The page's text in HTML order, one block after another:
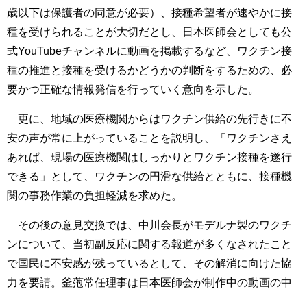
歳以下は保護者の同意が必要）、接種希望者が速やかに接
種を受けられることが大切だとし、日本医師会としても公
式YouTubeチャンネルに動画を掲載するなど、ワクチン接
種の推進と接種を受けるかどうかの判断をするための、必
要かつ正確な情報発信を行っていく意向を示した。
更に、地域の医療機関からはワクチン供給の先行きに不
安の声が常に上がっていることを説明し、「ワクチンさえ
あれば、現場の医療機関はしっかりとワクチン接種を遂行
できる」として、ワクチンの円滑な供給とともに、接種機
関の事務作業の負担軽減を求めた。
その後の意見交換では、中川会長がモデルナ製のワクチ
ンについて、当初副反応に関する報道が多くなされたこと
で国民に不安感が残っているとして、その解消に向けた協
力を要請。釜萢常任理事は日本医師会が制作中の動画の中